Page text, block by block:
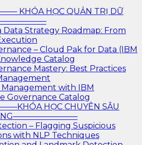
HỌC QUẢN TRỊ DỮ
Data Strategy Roadmap: From
– Cloud Pak for Data (IBM
Catalog
Mastery: Best Practices
with IBM
Governance Catalog
HỌC CHUYÊN SÂU
– Flagging Suspicious
with NLP Techniques